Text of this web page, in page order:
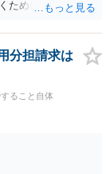
ためにも弁護士委
分担請求は
ること自体